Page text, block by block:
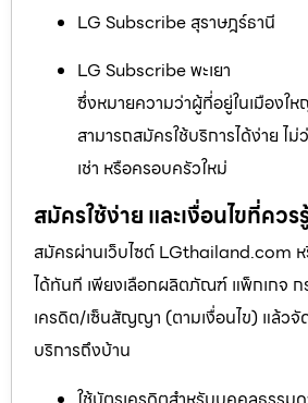
LG Subscribe สุราษฎร์ธานี
LG Subscribe พะเยา
ซึ่งหมายความว่าผู้ที่อยู่ในเมืองใ
สามารถสมัครใช้บริการได้ง่าย ไ
เช่า หรือครอบครัวใหม่
สมัครใช้ง่าย และเงื่อนไขที่ควร
สมัครผ่านเว็บไซต์ LGthailand.com
ได้ทันที เพียงเลือกผลิตภัณฑ์ แพ็กเกจ
เครดิต/เซ็นสัญญา (ตามเงื่อนไข) แล้ว
บริการถึงบ้าน